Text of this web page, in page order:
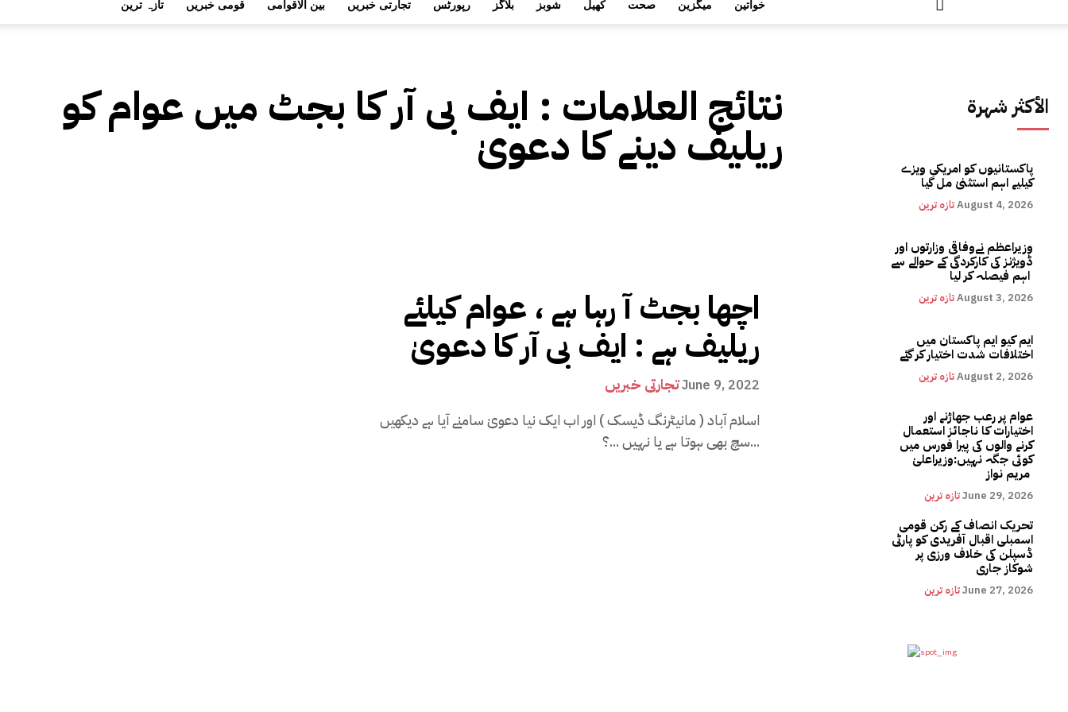
تازہ ترین قومی خبریں بین الاقوامی تجارتی خبریں رپورٹس بلاگز شوبز کھیل صحت میگزین خواتین
نتائج العلامات : ایف بی آر کا بجٹ میں عوام کو
ریلیف دینے کا دعویٰ
اچھا بجٹ آ رہا ہے ، عوام کیلئے
ریلیف ہے : ایف بی آر کا دعویٰ
تجارتی خبریںJune 9, 2022
اسلام آباد ( مانیٹرنگ ڈیسک ) اور اب ایک نیا دعویٰ سامنے آیا ہے دیکھیں
سچ بھی ہوتا ہے یا نہیں ...؟...
الأكثر شهرة
پاکستانیوں کو امریکی ویزے
کیلیے اہم استثنیٰ مل گیا
تازہ ترینAugust 4, 2026
وزیراعظم نےوفاقی وزارتوں اور
ڈویژنز کی کارکردگی کے حوالے سے
تازہ ترینAugust 3, 2026
ایم کیو ایم پاکستان میں
اختلافات شدت اختیار کر گئے
تازہ ترینAugust 2, 2026
عوام پر رعب جھاڑنے اور
اختیارات کا ناجائز استعمال
کرنے والوں کی پیرا فورس میں
کوئی جگہ نہیں:وزیراعلیٰ
تازہ ترینJune 29, 2026
تحریک انصاف کے رکن قومی
اسمبلی اقبال آفریدی کو پارٹی
ڈسپلن کی خلاف ورزی پر
شوکاز جاری
تازہ ترینJune 27, 2026